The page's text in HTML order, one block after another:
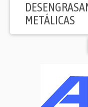
METÁLICAS